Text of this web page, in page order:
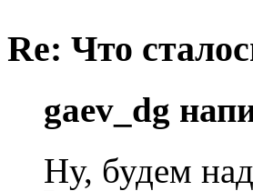
Re: Что
gaev_dg
Ну, будем